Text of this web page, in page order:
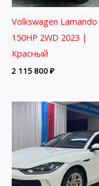
Volkswagen Lamando
150HP 2WD 2023 |
Красный
2 115 800₽